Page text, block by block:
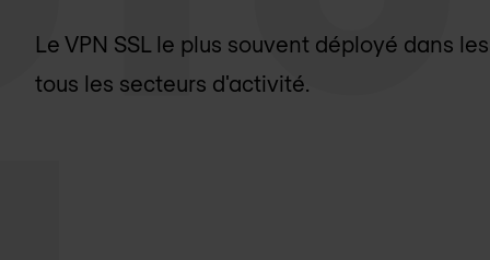
Le VPN SSL le plus souvent déployé dans
tous les secteurs d'activité.